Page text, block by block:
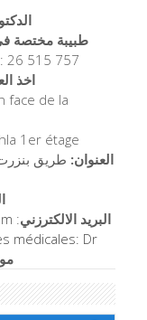
طبيبة مختصة في
26 515 757
face de la
1er étage
العنوان:
:البريد الالكترزني
médicales: Dr